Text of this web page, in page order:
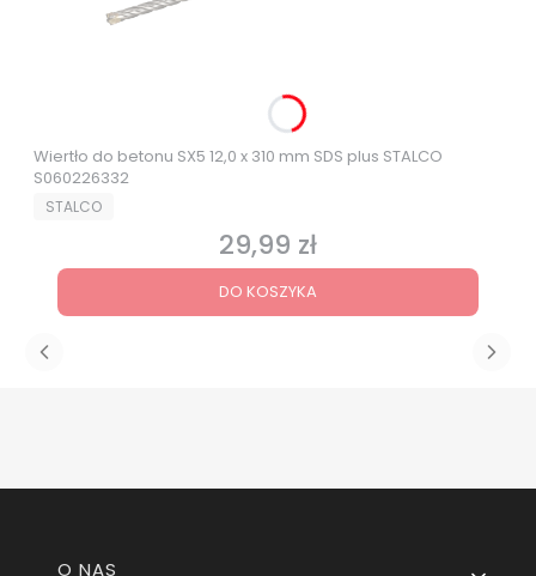
Wiertło do betonu SX5 12,0 x 310 mm SDS plus STALCO
S060226332
PRODUCENT
STALCO
Cena
29,99 zł
DO KOSZYKA
Linki w stopce
O NAS